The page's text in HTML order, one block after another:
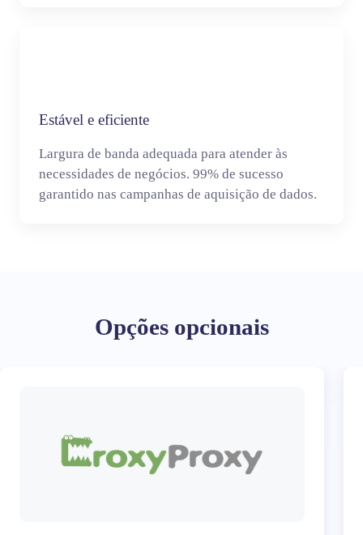
Estável e eficiente
Largura de banda adequada para atender às
necessidades de negócios. 99% de sucesso
garantido nas campanhas de aquisição de dados.
Opções opcionais